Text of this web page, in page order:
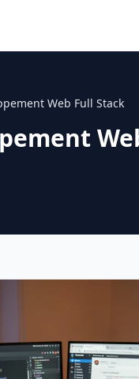
Web Full Stack